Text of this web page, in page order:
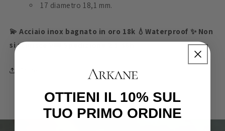
17 diametro 18,1 mm.
💫 Acciaio inox bagnato in oro 18k 💧Waterproof ✨ Non
si scurisce✨🚚 Spedizione 24/48h
OTTIENI IL 10% SUL
TUO PRIMO ORDINE